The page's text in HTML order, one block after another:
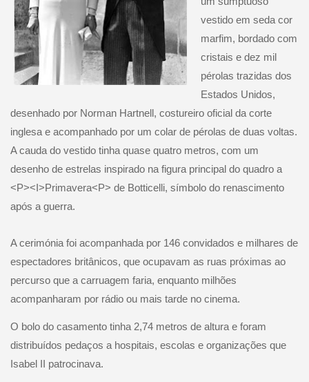
vestido em seda cor
marfim, bordado com
cristais e dez mil
pérolas trazidas dos
Estados Unidos,
desenhado por Norman Hartnell, costureiro oficial da corte
inglesa e acompanhado por um colar de pérolas de duas voltas.
A cauda do vestido tinha quase quatro metros, com um
desenho de estrelas inspirado na figura principal do quadro a
<P><I>Primavera<P> de Botticelli, símbolo do renascimento
após a guerra.
A cerimónia foi acompanhada por 146 convidados e milhares de
espectadores britânicos, que ocupavam as ruas próximas ao
percurso que a carruagem faria, enquanto milhões
acompanharam por rádio ou mais tarde no cinema.
O bolo do casamento tinha 2,74 metros de altura e foram
distribuídos pedaços a hospitais, escolas e organizações que
Isabel II patrocinava.